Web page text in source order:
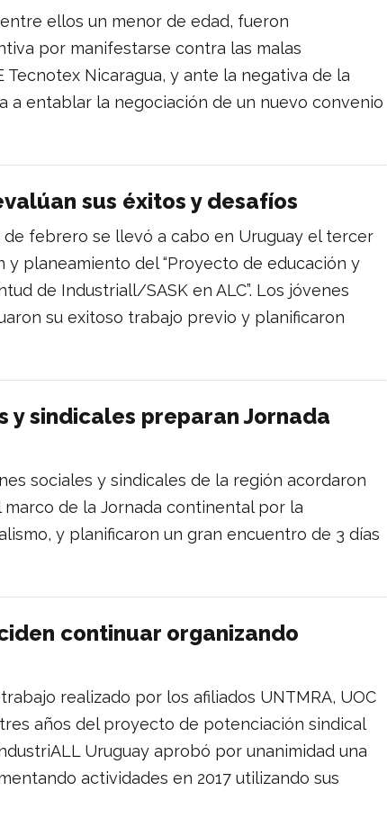
ellos un menor de edad, fueron
por manifestarse contra las malas
Tecnotex Nicaragua, y ante la negativa de la
a entablar la negociación de un nuevo convenio
sus éxitos y desafíos
de febrero se llevó a cabo en Uruguay el tercer
y planeamiento del “Proyecto de educación y
de Industriall/SASK en ALC”. Los jóvenes
su exitoso trabajo previo y planificaron
y sindicales preparan Jornada
sociales y sindicales de la región acordaron
marco de la Jornada continental por la
y planificaron un gran encuentro de 3 días
continuar organizando
realizado por los afiliados UNTMRA, UOC
años del proyecto de potenciación sindical
Uruguay aprobó por unanimidad una
actividades en 2017 utilizando sus